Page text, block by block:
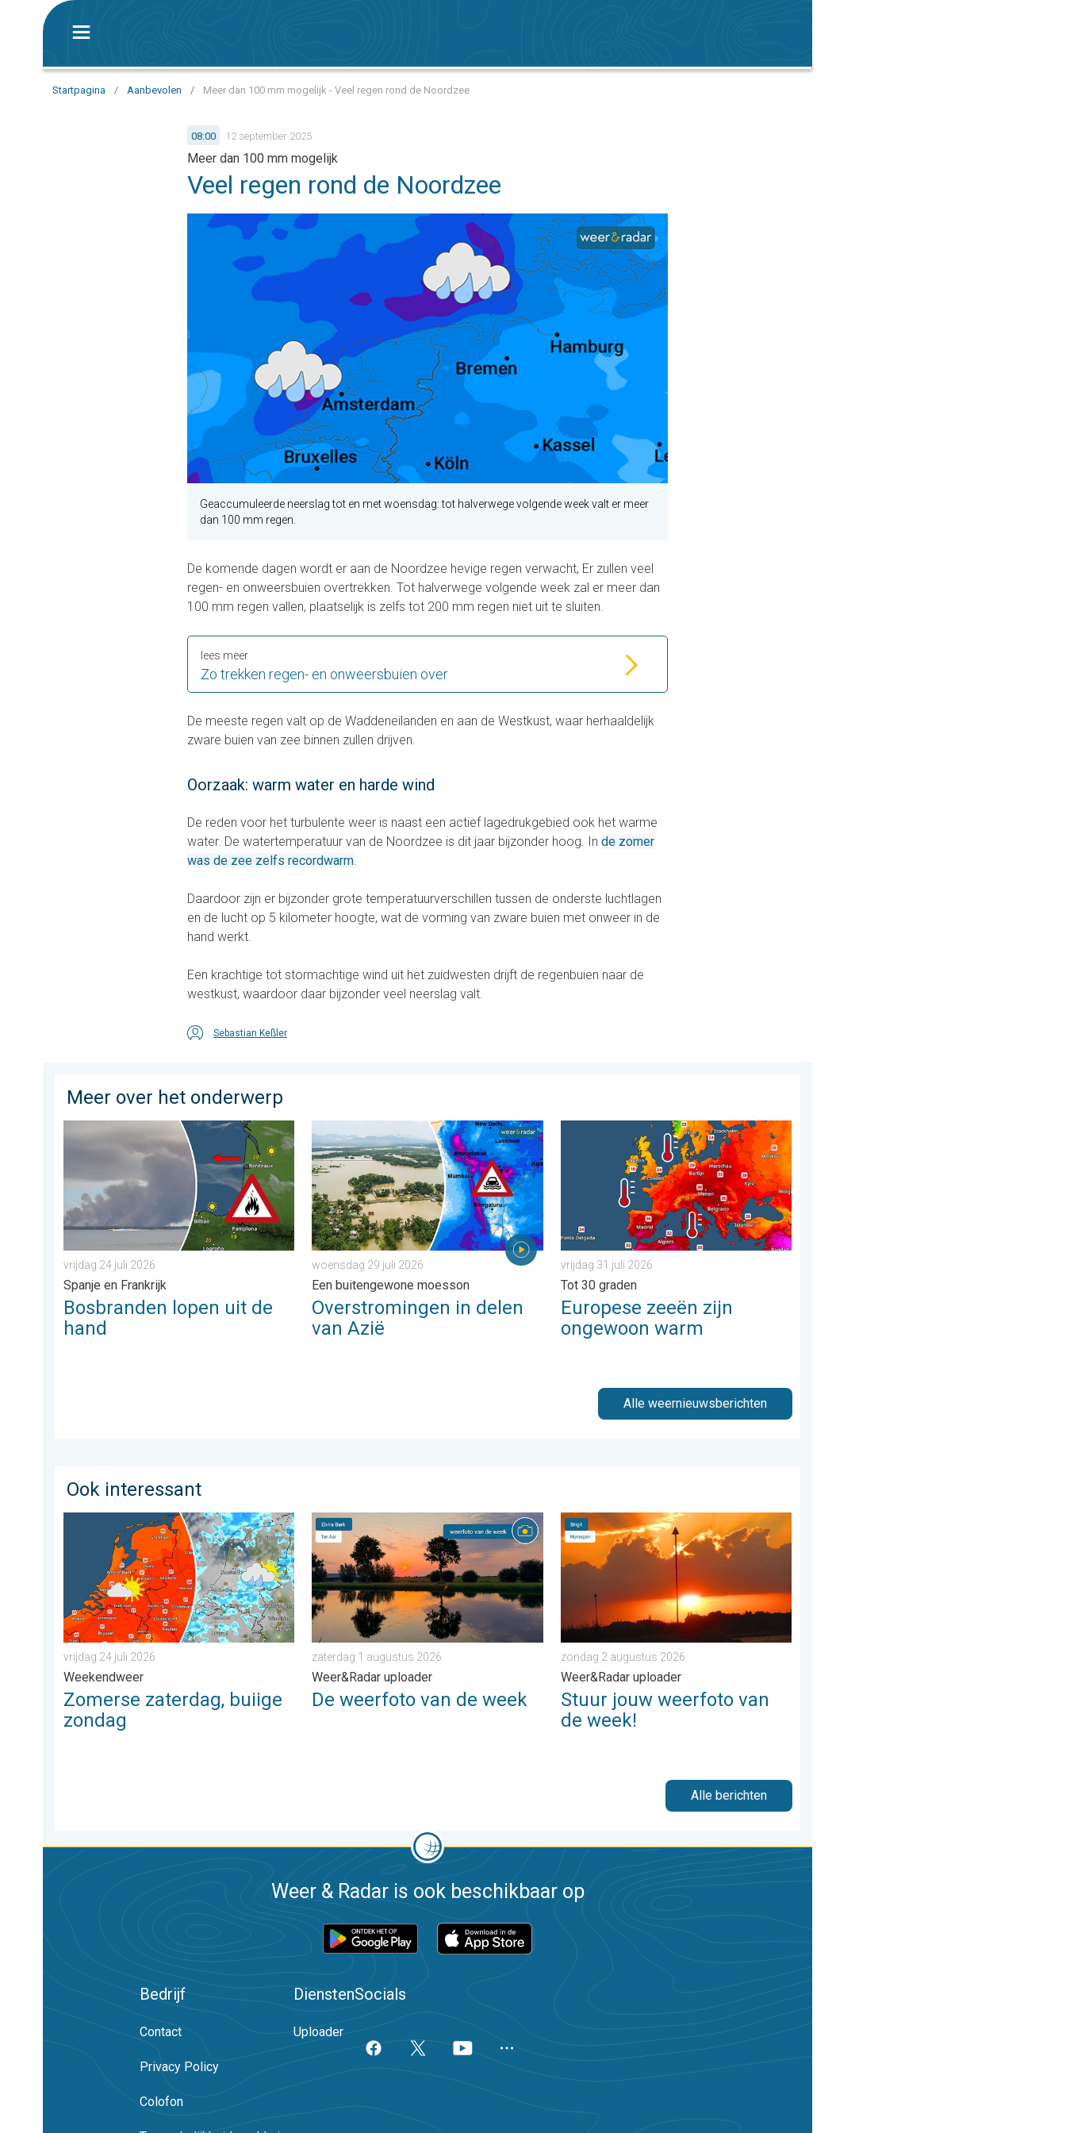
Startpagina / Aanbevolen / Meer dan 100 mm mogelijk - Veel regen rond de Noordzee
08:00 12 september 2025
Meer dan 100 mm mogelijk
Veel regen rond de Noordzee
Geaccumuleerde neerslag tot en met woensdag: tot halverwege volgende week valt er meer
dan 100 mm regen.
De komende dagen wordt er aan de Noordzee hevige regen verwacht, Er zullen veel
regen- en onweersbuien overtrekken. Tot halverwege volgende week zal er meer dan
100 mm regen vallen, plaatselijk is zelfs tot 200 mm regen niet uit te sluiten.
Zo trekken regen- en onweersbuien over
lees meer
De meeste regen valt op de Waddeneilanden en aan de Westkust, waar herhaaldelijk
zware buien van zee binnen zullen drijven.
Oorzaak: warm water en harde wind
De reden voor het turbulente weer is naast een actief lagedrukgebied ook het warme
water. De watertemperatuur van de Noordzee is dit jaar bijzonder hoog. In de zomer
was de zee zelfs recordwarm.
Daardoor zijn er bijzonder grote temperatuurverschillen tussen de onderste luchtlagen
en de lucht op 5 kilometer hoogte, wat de vorming van zware buien met onweer in de
hand werkt.
Een krachtige tot stormachtige wind uit het zuidwesten drijft de regenbuien naar de
westkust, waardoor daar bijzonder veel neerslag valt.
Sebastian Keßler
Meer over het onderwerp
Bosbranden lopen uit de hand. Spanje en Frankrijk. . . vrijdag 24 juli 2026
vrijdag 24 juli 2026
Spanje en Frankrijk
Bosbranden lopen uit de
hand
Overstromingen in delen van Azië. Een buitengewone moesson. . . woensdag 29 juli 2026
woensdag 29 juli 2026
Een buitengewone moesson
Overstromingen in delen
van Azië
Europese zeeën zijn ongewoon warm. Tot 30 graden. . . vrijdag 31 juli 2026
vrijdag 31 juli 2026
Tot 30 graden
Europese zeeën zijn
ongewoon warm
Alle weernieuwsberichten
Ook interessant
Zomerse zaterdag, buiige zondag. Weekendweer. . . vrijdag 24 juli 2026
vrijdag 24 juli 2026
Weekendweer
Zomerse zaterdag, buiige
zondag
De weerfoto van de week. Weer&Radar uploader. . . zaterdag 1 augustus 2026
zaterdag 1 augustus 2026
Weer&Radar uploader
De weerfoto van de week
Stuur jouw weerfoto van de week!. Weer&Radar uploader. . . zondag 2 augustus 2026
zondag 2 augustus 2026
Weer&Radar uploader
Stuur jouw weerfoto van
de week!
Alle berichten
Weer & Radar is ook beschikbaar op
Bedrijf
Contact
Privacy Policy
Colofon
Diensten
Uploader
Socials